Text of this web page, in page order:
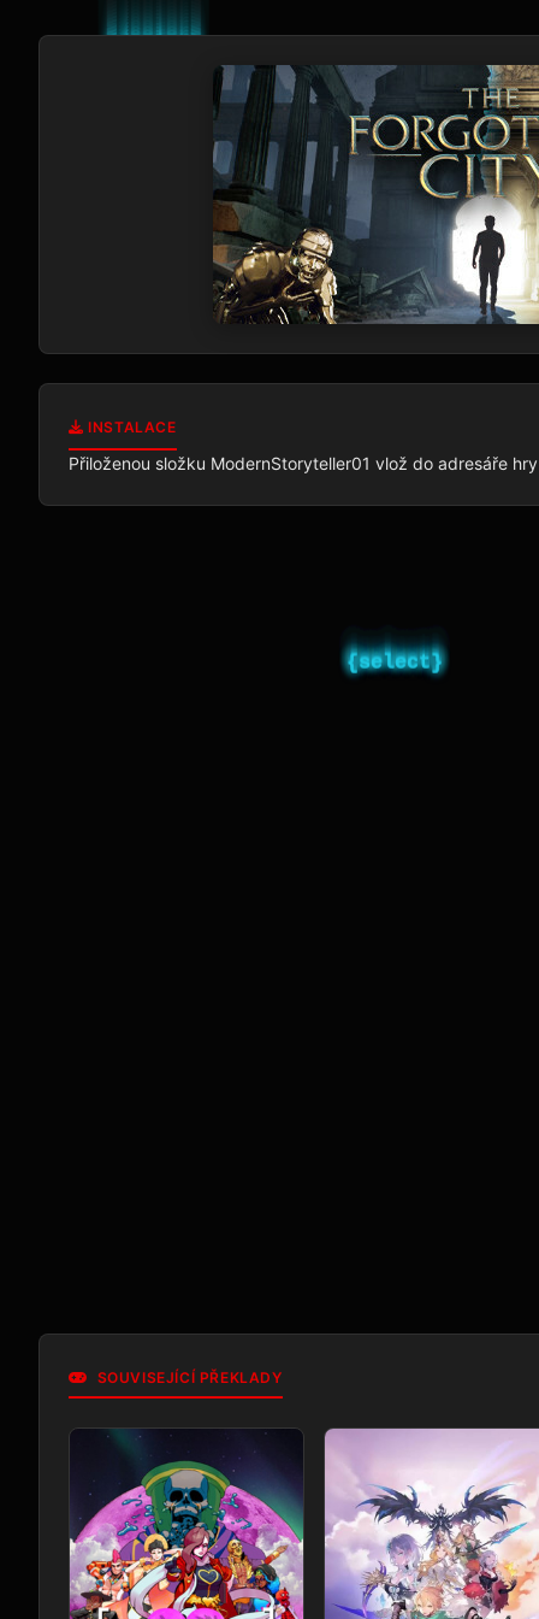
INSTALACE
Přiloženou složku ModernStoryteller01 vlož do adresáře hry
SOUVISEJÍCÍ PŘEKLADY